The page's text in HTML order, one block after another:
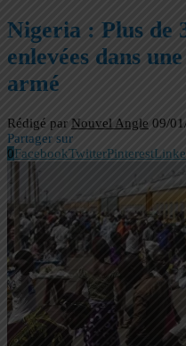
Nigeria : Plus de
enlevées dans
armé
Rédigé par Nouvel Angle 09/
Partager sur
0FacebookTwitterPinterest